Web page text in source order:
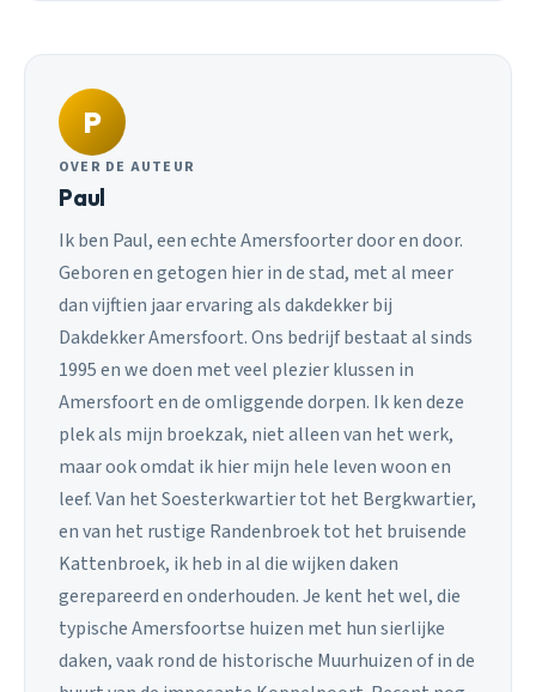
P
OVER DE AUTEUR
Paul
Ik ben Paul, een echte Amersfoorter door en door.
Geboren en getogen hier in de stad, met al meer
dan vijftien jaar ervaring als dakdekker bij
Dakdekker Amersfoort. Ons bedrijf bestaat al sinds
1995 en we doen met veel plezier klussen in
Amersfoort en de omliggende dorpen. Ik ken deze
plek als mijn broekzak, niet alleen van het werk,
maar ook omdat ik hier mijn hele leven woon en
leef. Van het Soesterkwartier tot het Bergkwartier,
en van het rustige Randenbroek tot het bruisende
Kattenbroek, ik heb in al die wijken daken
gerepareerd en onderhouden. Je kent het wel, die
typische Amersfoortse huizen met hun sierlijke
daken, vaak rond de historische Muurhuizen of in de